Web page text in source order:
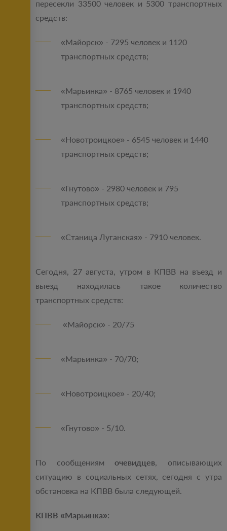
пересекли 33500 человек и 5300 транспортных
средств:
«Майорск» - 7295 человек и 1120
транспортных средств;
«Марьинка» - 8765 человек и 1940
транспортных средств;
«Новотроицкое» - 6545 человек и 1440
транспортных средств;
«Гнутово» - 2980 человек и 795
транспортных средств;
«Станица Луганская» - 7910 человек.
Сегодня, 27 августа, утром в КПВВ на въезд и
выезд находилась такое количество
транспортных средств:
«Майорск» - 20/75
«Марьинка» - 70/70;
«Новотроицкое» - 20/40;
«Гнутово» - 5/10.
По сообщениям очевидцев, описывающих
ситуацию в социальных сетях, сегодня с утра
обстановка на КПВВ была следующей.
КПВВ «Марьинка»: